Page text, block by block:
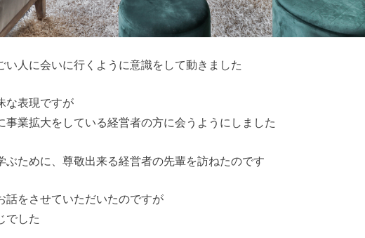
い人に会いに行くように意識をして動きました
な表現ですが
事業拡大をしている経営者の方に会うようにしました
ぶために、尊敬出来る経営者の先輩を訪ねたのです
話をさせていただいたのですが
でした